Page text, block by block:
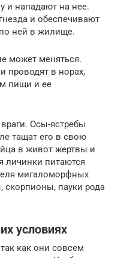
и нападают на нее.
и обеспечивают
ней в жилище.
может меняться.
проводят в норах,
пищи и ее
Осы-ястребы
тащат его в свою
в живот жертвы и
личинки питаются
мигаломорфных
пауки рода
условиях
как они совсем